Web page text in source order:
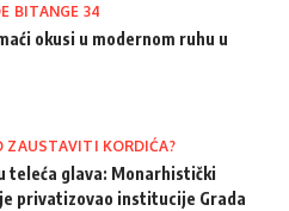
BITANGE 34
okusi u modernom ruhu u
ZAUSTAVITI KORDIĆA?
teleća glava: Monarhistički
privatizovao institucije Grada